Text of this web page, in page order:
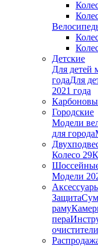
Детские
Для детей
годаДля
2021 года
Городские
Модели
для города
Колесо 29
Модели
Защита
раму
пера
очистители